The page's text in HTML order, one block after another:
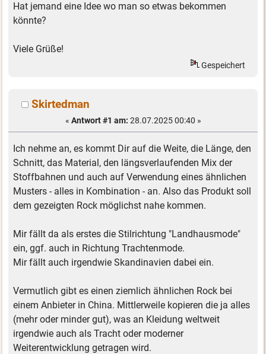
Hat jemand eine Idee wo man so etwas bekommen
könnte?
Viele Grüße!
Gespeichert
Skirtedman
« Antwort #1 am: 28.07.2025 00:40 »
Ich nehme an, es kommt Dir auf die Weite, die Länge, den
Schnitt, das Material, den längsverlaufenden Mix der
Stoffbahnen und auch auf Verwendung eines ähnlichen
Musters - alles in Kombination - an. Also das Produkt soll
dem gezeigten Rock möglichst nahe kommen.
Mir fällt da als erstes die Stilrichtung "Landhausmode"
ein, ggf. auch in Richtung Trachtenmode.
Mir fällt auch irgendwie Skandinavien dabei ein.
Vermutlich gibt es einen ziemlich ähnlichen Rock bei
einem Anbieter in China. Mittlerweile kopieren die ja alles
(mehr oder minder gut), was an Kleidung weltweit
irgendwie auch als Tracht oder moderner
Weiterentwicklung getragen wird.